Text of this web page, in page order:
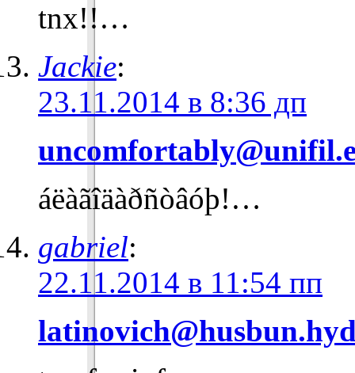
tnx!!…
Jackie:
23.11.2014 в 8:36 дп
áëàãîäàðñòâóþ!…
gabriel:
22.11.2014 в 11:54 пп